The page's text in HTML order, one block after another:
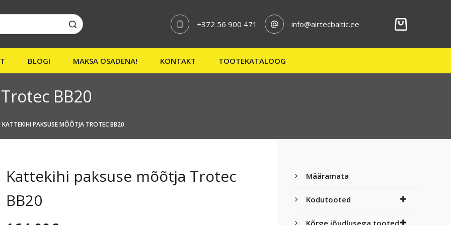
+372 56 900 471 info@airtecbaltic.ee
BLOGI MAKSA OSADENA! KONTAKT TOOTEKATALOOG
BB20
KATTEKIHI PAKSUSE MÕÕTJA TROTEC BB20
Kattekihi paksuse mõõtja Trotec
BB20
Määramata
Kodutooted